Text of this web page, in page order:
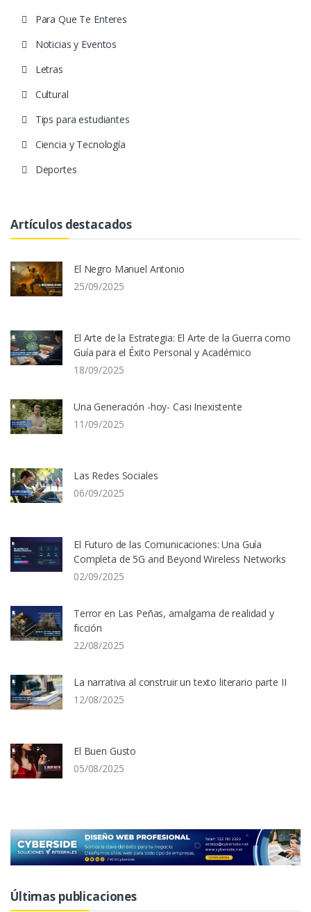
Para Que Te Enteres
Noticias y Eventos
Letras
Cultural
Tips para estudiantes
Ciencia y Tecnología
Deportes
Artículos destacados
El Negro Manuel Antonio
25/09/2025
El Arte de la Estrategia: El Arte de la Guerra como
Guía para el Éxito Personal y Académico
18/09/2025
Una Generación -hoy- Casi Inexistente
11/09/2025
Las Redes Sociales
06/09/2025
El Futuro de las Comunicaciones: Una Guía
Completa de 5G and Beyond Wireless Networks
02/09/2025
Terror en Las Peñas, amalgama de realidad y
ficción
22/08/2025
La narrativa al construir un texto literario parte II
12/08/2025
El Buen Gusto
05/08/2025
Últimas publicaciones